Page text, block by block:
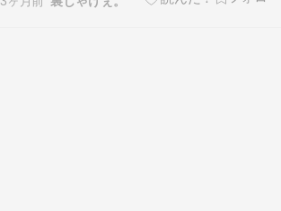
生の娘(アンちゃん)がいますもともとはバレリー